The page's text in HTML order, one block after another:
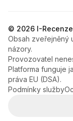
© 2026 I-
Obsah zveřejněný
názory.
Provozovatel
Platforma funguje
práva EU (DSA).
Podmínky služby